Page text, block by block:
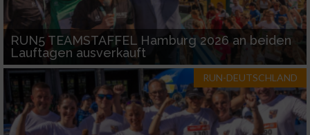
RUN5 TEAMSTAFFEL Hamburg 2026 an beiden
Lauftagen ausverkauft
RUN-DEUTSCHLAND